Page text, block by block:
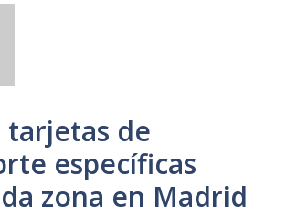
tarjetas de
específicas
zona en Madrid